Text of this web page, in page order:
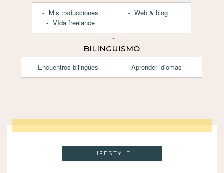
Mis traducciones
VIda freelance
Web & blog
BILINGÜISMO
Encuentros bilingües
Aprender idiomas
LIFESTYLE